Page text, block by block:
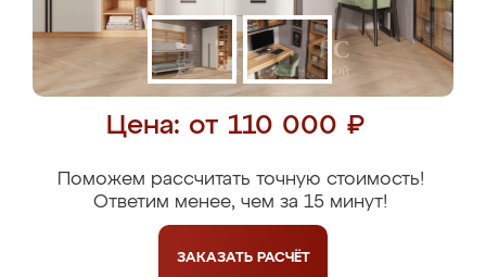
Цена: от 110 000 ₽
Поможем рассчитать точную стоимость!
Ответим менее, чем за 15 минут!
ЗАКАЗАТЬ РАСЧЁТ